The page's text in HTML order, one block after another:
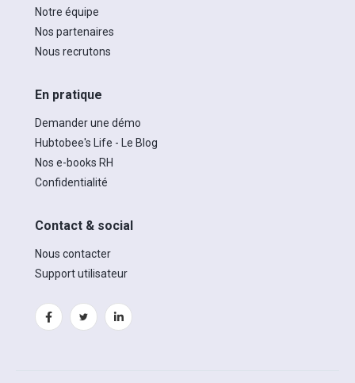
Notre équipe
Nos partenaires
Nous recrutons
En pratique
Demander une démo
Hubtobee's Life - Le Blog
Nos e-books RH
Confidentialité
Contact & social
Nous contacter
Support utilisateur